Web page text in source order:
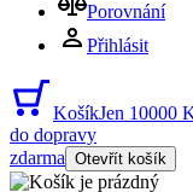
Porovnání
Přihlásit
KošíkJen 10000
do dopravy
zdarma Otevřít košík